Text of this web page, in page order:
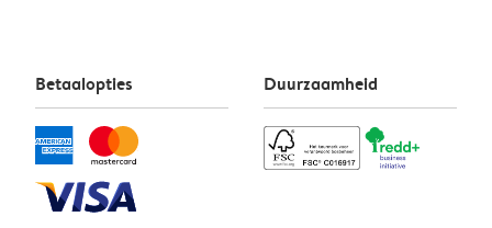
Betaalopties Duurzaamheid